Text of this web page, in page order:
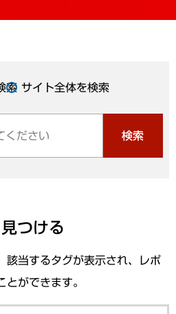
索 サイト全体を検索
検索
つける
該当するタグが表示され、レポ
ができます。